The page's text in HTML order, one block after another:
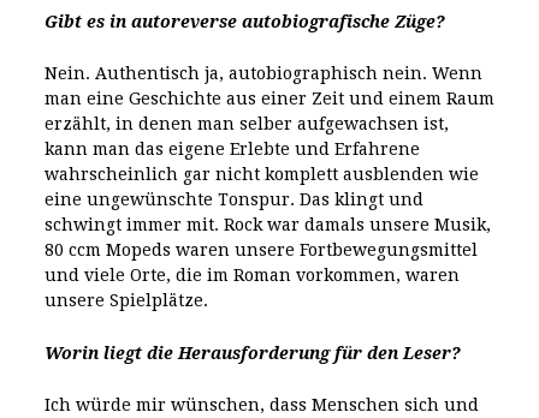
Gibt es in autoreverse autobiografische Züge?
Nein. Authentisch ja, autobiographisch nein. Wenn
man eine Geschichte aus einer Zeit und einem Raum
erzählt, in denen man selber aufgewachsen ist,
kann man das eigene Erlebte und Erfahrene
wahrscheinlich gar nicht komplett ausblenden wie
eine ungewünschte Tonspur. Das klingt und
schwingt immer mit. Rock war damals unsere Musik,
80 ccm Mopeds waren unsere Fortbewegungsmittel
und viele Orte, die im Roman vorkommen, waren
unsere Spielplätze.
Worin liegt die Herausforderung für den Leser?
Ich würde mir wünschen, dass Menschen sich und